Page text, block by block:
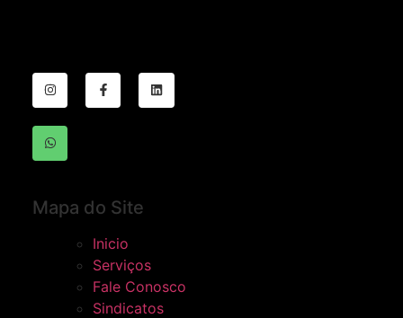
Mapa do Site
Inicio
Serviços
Fale Conosco
Sindicatos